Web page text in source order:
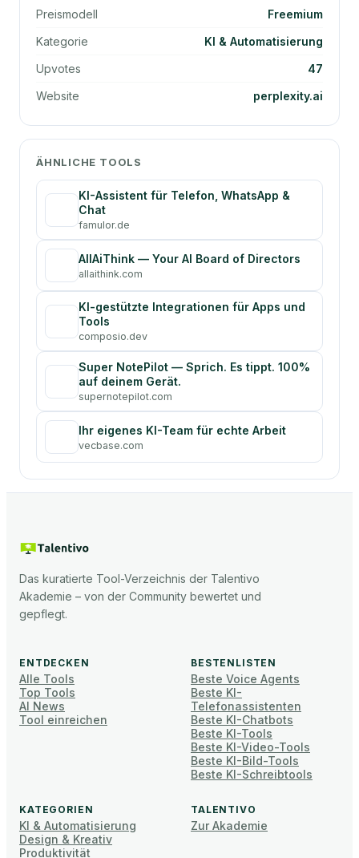
Preismodell
Freemium
Kategorie
KI & Automatisierung
Upvotes
47
Website
perplexity.ai
ÄHNLICHE TOOLS
KI-Assistent für Telefon, WhatsApp &
Chat
famulor.de
AllAiThink — Your AI Board of Directors
allaithink.com
KI-gestützte Integrationen für Apps und
Tools
composio.dev
Super NotePilot — Sprich. Es tippt. 100%
auf deinem Gerät.
supernotepilot.com
Ihr eigenes KI-Team für echte Arbeit
vecbase.com
Das kuratierte Tool-Verzeichnis der Talentivo
Akademie – von der Community bewertet und
gepflegt.
ENTDECKEN
Alle Tools
Top Tools
AI News
Tool einreichen
BESTENLISTEN
Beste Voice Agents
Beste KI-
Telefonassistenten
Beste KI-Chatbots
Beste KI-Tools
Beste KI-Video-Tools
Beste KI-Bild-Tools
Beste KI-Schreibtools
KATEGORIEN
KI & Automatisierung
Design & Kreativ
Produktivität
TALENTIVO
Zur Akademie